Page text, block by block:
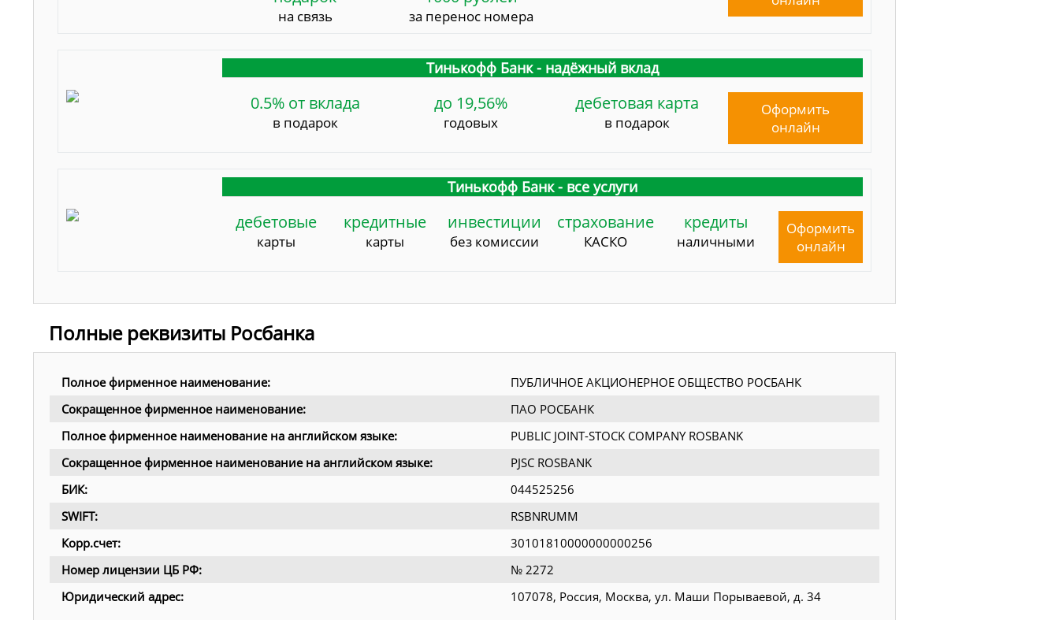
на связь за перенос номера
Тинькофф Банк - надёжный вклад
0.5% от вклада
в подарок
до 19,56%
годовых
дебетовая карта
в подарок
Оформить
онлайн
Тинькофф Банк - все услуги
дебетовые
карты
кредитные
карты
инвестиции
без комиссии
страхование
КАСКО
кредиты
наличными
Оформить
онлайн
Полные реквизиты Росбанка
Полное фирменное наименование:
ПУБЛИЧНОЕ АКЦИОНЕРНОЕ ОБЩЕСТВО РОСБАНК
Сокращенное фирменное наименование:
ПАО РОСБАНК
Полное фирменное наименование на английском языке:
PUBLIC JOINT-STOCK COMPANY ROSBANK
Сокращенное фирменное наименование на английском языке:
PJSC ROSBANK
БИК:
044525256
SWIFT:
RSBNRUMM
Корр.счет:
30101810000000000256
Номер лицензии ЦБ РФ:
№ 2272
Юридический адрес:
107078, Россия, Москва, ул. Маши Порываевой, д. 34